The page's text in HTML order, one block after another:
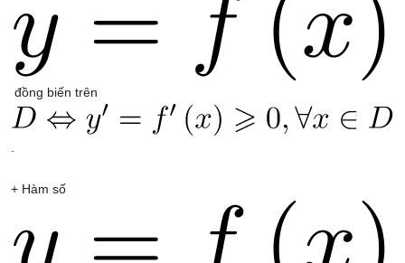
đồng biến trên
+ Hàm số